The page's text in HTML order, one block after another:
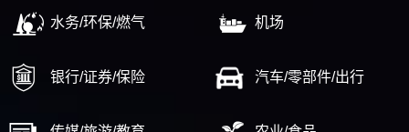
水务/环保/燃气 机场
银行/证券/保险 汽车/零部件/出行